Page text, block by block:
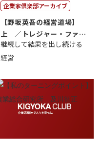
企業家倶楽部アーカイブ
【野坂英吾の経営道場】
上 ／トレジャー・ファク
トリー社長野坂...
継続して結果を出し続ける
経営